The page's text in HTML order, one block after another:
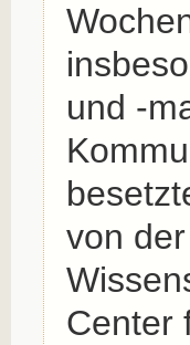
und -
von
Center